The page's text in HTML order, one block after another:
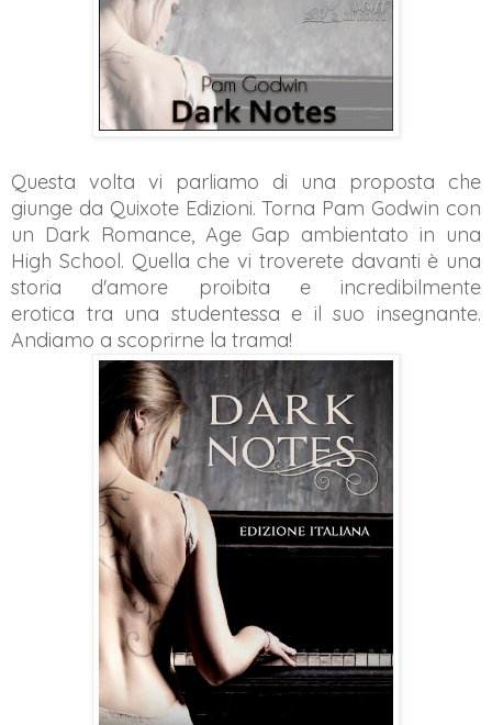
Questa volta vi parliamo di una proposta che
giunge da Quixote Edizioni. Torna Pam Godwin con
un Dark Romance, Age Gap ambientato in una
High School. Quella che vi troverete davanti è una
storia d'amore proibita e incredibilmente
erotica tra una studentessa e il suo insegnante.
Andiamo a scoprirne la trama!